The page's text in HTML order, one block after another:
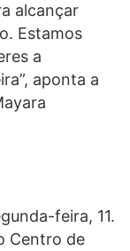
alcançar
Estamos
a
aponta a
feira, 11.
Centro de